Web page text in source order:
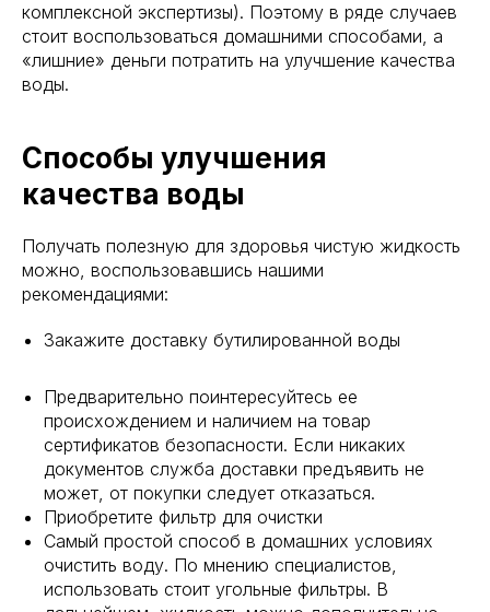
комплексной экспертизы). Поэтому в ряде случаев
стоит воспользоваться домашними способами, а
«лишние» деньги потратить на улучшение качества
воды.
Способы улучшения
качества воды
Получать полезную для здоровья чистую жидкость
можно, воспользовавшись нашими
рекомендациями:
Закажите доставку бутилированной воды
Предварительно поинтересуйтесь ее
происхождением и наличием на товар
сертификатов безопасности. Если никаких
документов служба доставки предъявить не
может, от покупки следует отказаться.
Приобретите фильтр для очистки
Самый простой способ в домашних условиях
очистить воду. По мнению специалистов,
использовать стоит угольные фильтры. В